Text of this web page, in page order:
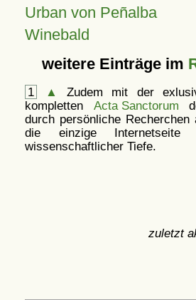
Urban von Peñalba
Winebald
weitere Einträge im
1 ▲
Zudem mit der
kompletten Acta Sanctorum
durch persönliche Recherchen
die einzige
wissenschaftlicher Tiefe.
zuletzt